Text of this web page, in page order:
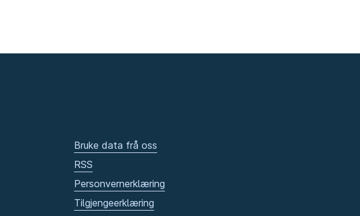
Bruke data frå oss
RSS
Personvernerklæring
Tilgjengeerklæring